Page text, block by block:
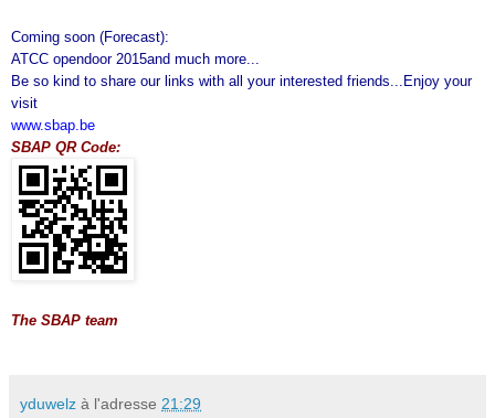
Coming soon (Forecast):
ATCC opendoor 2015and much more...
Be so kind to share our links with all your interested friends...Enjoy your
visit
www.sbap.be
SBAP QR Code:
The SBAP team
yduwelz à l'adresse 21:29